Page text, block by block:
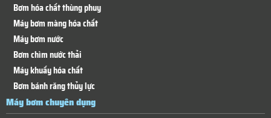
Bơm hóa chất thùng phuy
Máy bơm màng hóa chất
Máy bơm nước
Bơm chìm nước thải
Máy khuấy hóa chất
Bơm bánh răng thủy lực
Máy bơm chuyên dụng